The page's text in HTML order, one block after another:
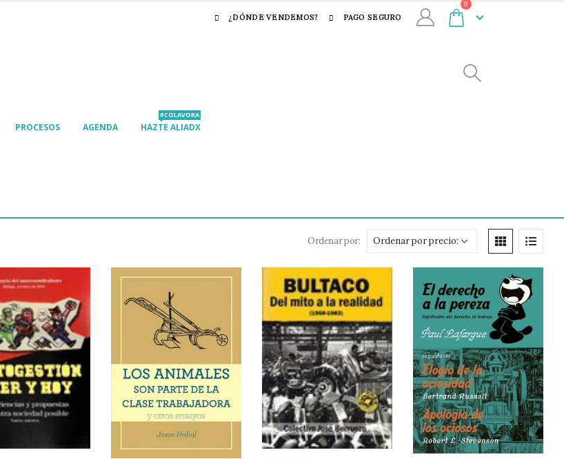
¿DÓNDE VENDEMOS? PAGO SEGURO
0
PROCESOS AGENDA HAZTE ALIADX
#COLAVORA
Ordenar por: